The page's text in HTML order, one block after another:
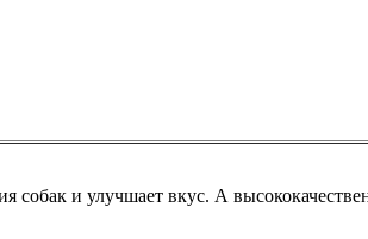
собак и улучшает вкус. А